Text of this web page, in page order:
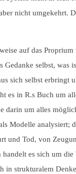
nicht umgekehrt.
auf das
Gedanke selbst,
sich selbst
es in R.s Buch um
darin um alles
Modelle analysiert;
und Tod, von
es sich um
in strukturalem